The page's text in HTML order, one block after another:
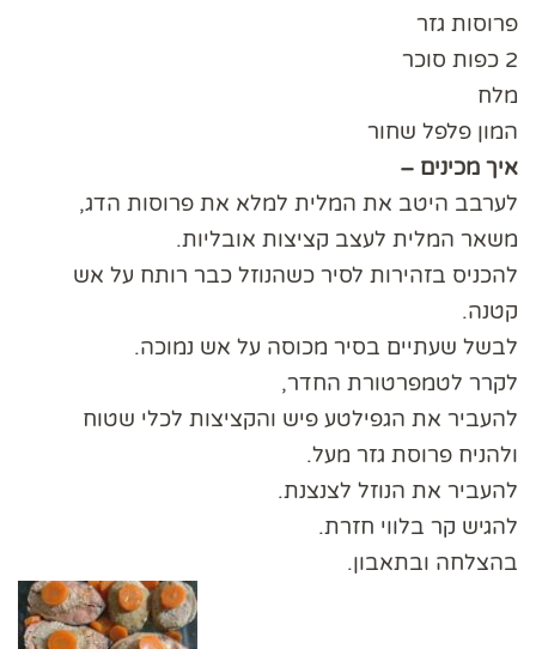
פרוסות גזר
2 כפות סוכר
מלח
המון פלפל שחור
איך מכינים –
לערבב היטב את המלית למלא את פרוסות הדג,
משאר המלית לעצב קציצות אובליות.
להכניס בזהירות לסיר כשהנוזל כבר רותח על אש
קטנה.
לבשל שעתיים בסיר מכוסה על אש נמוכה.
לקרר לטמפרטורת החדר,
להעביר את הגפילטע פיש והקציצות לכלי שטוח
ולהניח פרוסת גזר מעל.
להעביר את הנוזל לצנצנת.
להגיש קר בלווי חזרת.
בהצלחה ובתאבון.